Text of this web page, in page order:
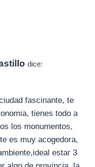
dice:
fascinante, te
tienes todo a
los monumentos,
es muy acogedora,
estar 3